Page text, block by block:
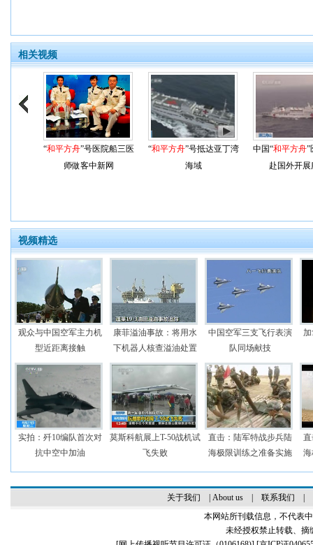
相关视频
“和平方舟”号医院船三医
师做客中新网
“和平方舟”号抵达亚丁湾
海域
中国“和平方舟”
赴国外开展
视频精选
观众与中国空军主力机
型近距离接触
康菲溢油事故：将用水
下机器人核查溢油处置
中国空军三支飞行表演
队同场献技
实拍：歼10编队首次对
抗中空中加油
莫斯科航展上T-50战机试
飞失败
直击：陆军特战步兵陆
海极限训练之准备实施
关于我们 About us| 联系我们
本网站所刊载信息，不代表
未经授权禁止转载、摘